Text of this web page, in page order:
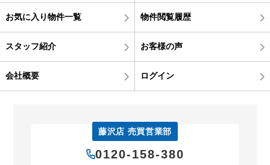
お気に入り物件一覧 物件閲覧履歴
スタッフ紹介 お客様の声
会社概要 ログイン
藤沢店 売買営業部
0120-158-380